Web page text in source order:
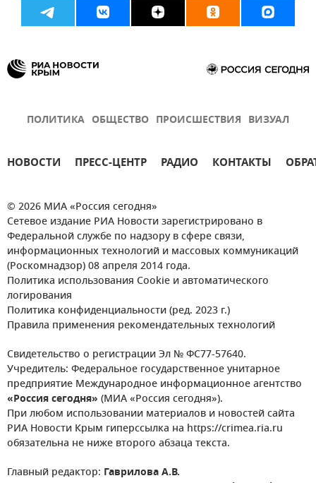
ПОЛИТИКА ОБЩЕСТВО ПРОИСШЕСТВИЯ ВИЗУАЛ
НОВОСТИ ПРЕСС-ЦЕНТР РАДИО КОНТАКТЫ
© 2026 МИА «Россия сегодня»
Сетевое издание РИА Новости зарегистрировано в
Федеральной службе по надзору в сфере связи,
информационных технологий и массовых коммуникаций
(Роскомнадзор) 08 апреля 2014 года.
Политика использования Cookie и автоматического
логирования
Политика конфиденциальности (ред. 2023 г.)
Правила применения рекомендательных технологий
Свидетельство о регистрации Эл № ФС77-57640.
Учредитель: Федеральное государственное унитарное
предприятие Международное информационное агентство
«Россия сегодня» (МИА «Россия сегодня»).
При любом использовании материалов и новостей сайта
РИА Новости Крым гиперссылка на https://crimea.ria.ru
обязательна не ниже второго абзаца текста.
Главный редактор: Гаврилова А.В.